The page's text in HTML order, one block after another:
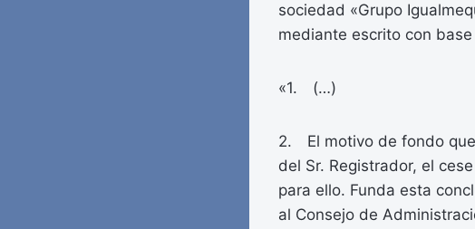
sociedad «Grupo
mediante escrito con
«1. (…)
2. El motivo de fondo
del Sr. Registrador, el
para ello. Funda esta
al Consejo de